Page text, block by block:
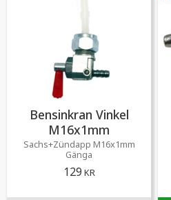
Bensinkran Vinkel
M16x1mm
Sachs+Zündapp M16x1mm
Gänga
129 KR